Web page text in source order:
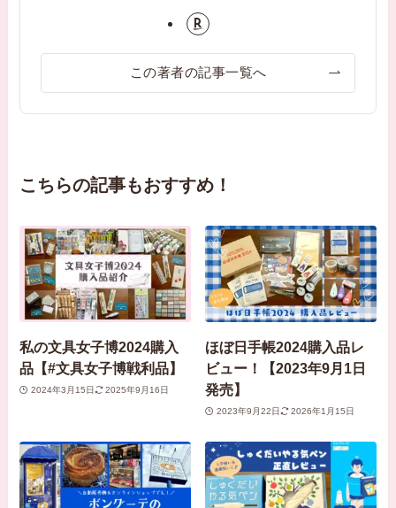
この著者の記事一覧へ
こちらの記事もおすすめ！
私の文具女子博2024購入
品【#文具女子博戦利品】
2024年3月15日 2025年9月16日
ほぼ日手帳2024購入品レ
ビュー！【2023年9月1日
発売】
2023年9月22日 2026年1月15日